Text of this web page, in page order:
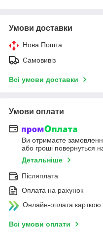
Умови доставки
Нова Пошта
Самовивіз
Всі умови доставки
Умови оплати
Ви отримаєте
або гроші повернуться
Детальніше
Післяплата
Оплата на рахунок
Онлайн-оплата
Всі умови оплати